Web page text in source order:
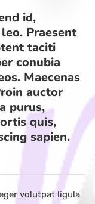
id,
Praesent
taciti
conubia
Maecenas
auctor
purus,
quis,
sapien.
volutpat ligula